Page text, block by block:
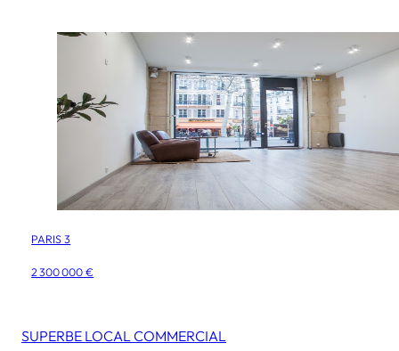
PARIS 3
2 300 000 €
SUPERBE LOCAL COMMERCIAL